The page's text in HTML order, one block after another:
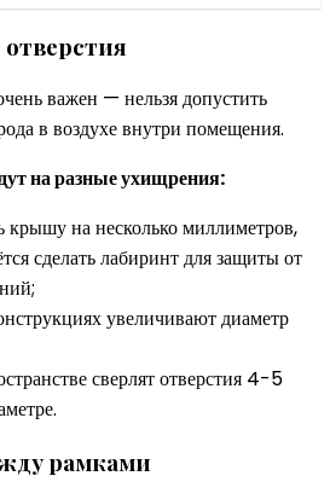
важен — нельзя допустить
в воздухе внутри помещения.
на разные ухищрения:
на несколько миллиметров,
сделать лабиринт для защиты от
увеличивают диаметр
сверлят отверстия 4-5
рамками